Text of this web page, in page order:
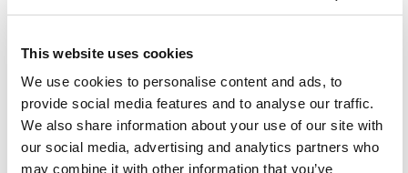
This website uses cookies
We use cookies to personalise content and ads, to
provide social media features and to analyse our traffic.
We also share information about your use of our site with
our social media, advertising and analytics partners who
may combine it with other information that you’ve
Saaristomeren kenties tunnelmallisin kauppa Jurmossa
Yhteensä matka saaristomerellä kesti heiltä kuusi
päivää. Timo ja Sirpa jakoivat meille omia